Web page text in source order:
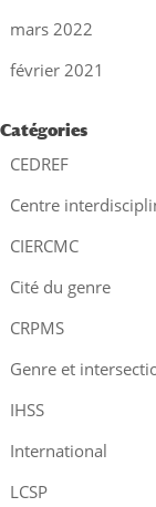
mars 2022
février 2021
Catégories
CEDREF
Centre
CIERCMC
Cité du genre
CRPMS
Genre et
IHSS
International
LCSP